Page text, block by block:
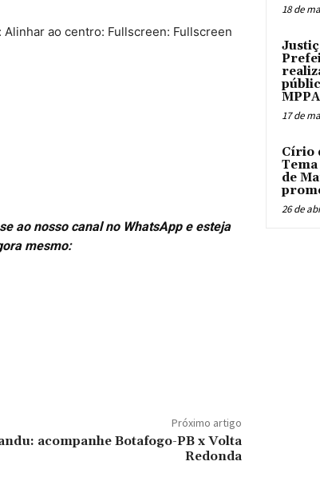
ao centro: Fullscreen: Fullscreen
ao nosso canal no WhatsApp e esteja
mesmo:
Próximo artigo
acompanhe Botafogo-PB x Volta
Redonda
18 de
MPPA
17 de
Círio
de
26 de